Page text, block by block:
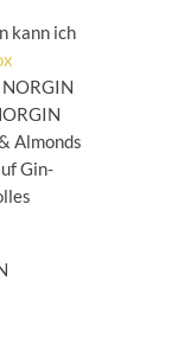
kann ich
Almonds
Gin-